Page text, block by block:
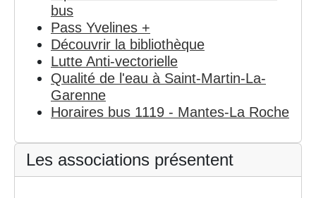
bus
Pass Yvelines +
Découvrir la bibliothèque
Lutte Anti-vectorielle
Qualité de l'eau à Saint-Martin-La-
Garenne
Horaires bus 1119 - Mantes-La Roche
Les associations présentent